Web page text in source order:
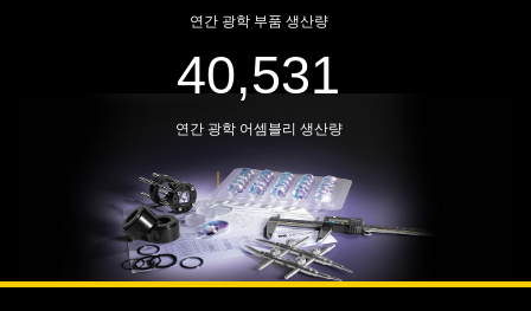
연간 광학 부품 생산량
59,816
연간 광학 어셈블리 생산량